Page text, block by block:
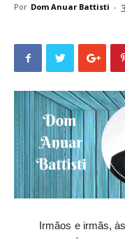
Por Dom Anuar Battisti -
Irmãos e irmãs, às